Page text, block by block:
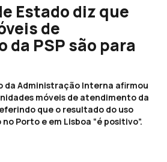
Estado diz que
de
PSP são para
da Administração Interna afirmou
móveis de atendimento da
que o resultado do uso
Porto e em Lisboa “é positivo”.